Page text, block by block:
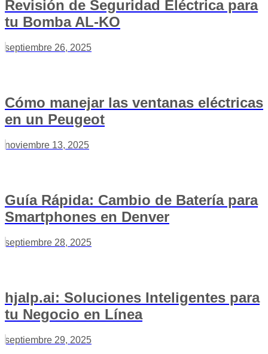
Revisión de Seguridad Eléctrica para
tu Bomba AL-KO
septiembre 26, 2025
Cómo manejar las ventanas eléctricas
en un Peugeot
noviembre 13, 2025
Guía Rápida: Cambio de Batería para
Smartphones en Denver
septiembre 28, 2025
hjalp.ai: Soluciones Inteligentes para
tu Negocio en Línea
septiembre 29, 2025